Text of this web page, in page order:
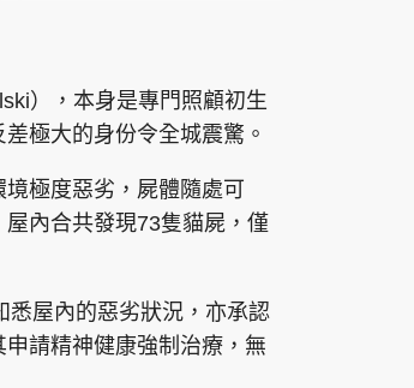
），本身是專門照顧初生
極大的身份令全城震驚。
極度惡劣，屍體隨處可
內合共發現73隻貓屍，僅
悉屋內的惡劣狀況，亦承認
請精神健康強制治療，無